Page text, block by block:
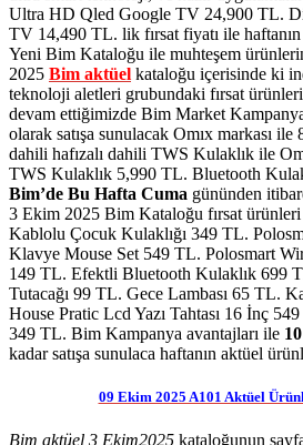
Ultra HD Qled Google TV 24,900 TL.
TV 14,490 TL. lik fırsat fiyatı ile
Yeni Bim Kataloğu ile muhteşem
2025 Bim aktüel kataloğu içerisinde ki
teknoloji aletleri grubundaki fırsat
devam ettiğimizde Bim Market
olarak satışa sunulacak Omıx markası
dahili hafızalı dahili TWS Kulaklık ile
TWS Kulaklık 5,990 TL. Bluetooth
Bim’de Bu Hafta Cuma gününden
3 Ekim 2025 Bim Kataloğu fırsat ürünleri
Kablolu Çocuk Kulaklığı 349 TL.
Klavye Mouse Set 549 TL. Polosmart
149 TL. Efektli Bluetooth Kulaklık 699
Tutacağı 99 TL. Gece Lambası 65 TL.
House Pratic Lcd Yazı Tahtası 16 İnç
349 TL. Bim Kampanya avantajları ile
kadar satışa sunulaca haftanın aktüel
09 Ekim 2025 A101 Aktüel
Bim aktüel 3 Ekim2025 kataloğunun